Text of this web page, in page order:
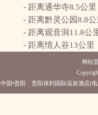
- 距离通华寺8.5公
- 距离黔灵公园8.8
- 距离观音洞11.8公
- 距离情人谷13公里
网站
中国•贵阳 贵阳保利国际温泉酒店(电